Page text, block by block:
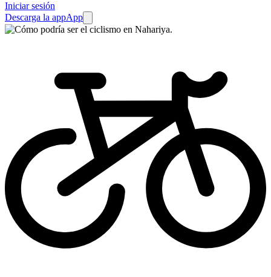
Iniciar sesión
Descarga la appApp